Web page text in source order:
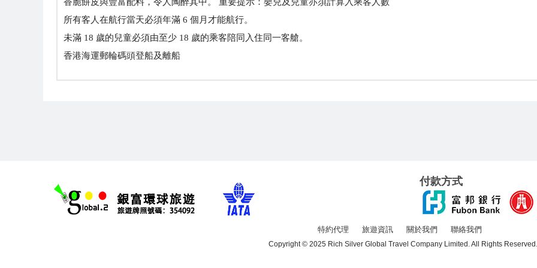
所有客人在航行當天必須年滿 6 個月才能航行。
未滿 18 歲的兒童必須由至少 18 歲的乘客陪同入住同一客艙。
香港海運郵輪碼頭登船及離船
付款方式
特約代理 旅遊資訊 關於我們 聯絡我們
Copyright © 2025 Rich Silver Global Travel Company Limited. All Rights Reserved.